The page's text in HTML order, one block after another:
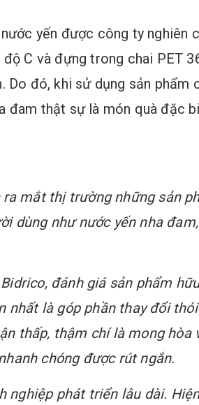
yến được công ty
C và đựng trong chai PET
Do đó, khi sử dụng sản
đam thật sự là món quà
mắt thị trường những sản
dùng như nước yến nha đam,
đánh giá sản phẩm
nhất là góp phần thay đổi
thấp, thậm chí là mong
chóng được rút ngắn.
nghiệp phát triển lâu dài.